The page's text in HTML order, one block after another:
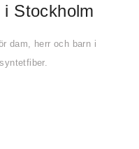
i Stockholm
dam, herr och barn i